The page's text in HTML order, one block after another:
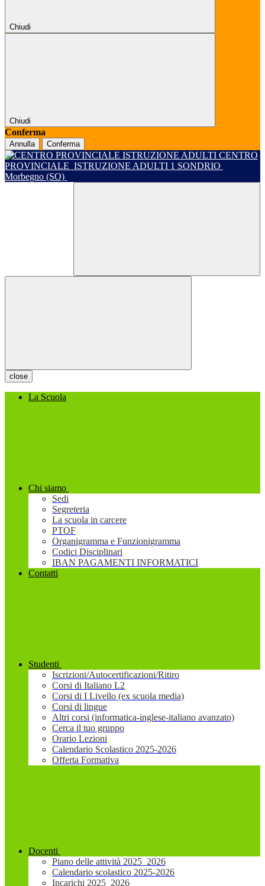
Chiudi
Chiudi
Conferma
Annulla Conferma
CENTRO
PROVINCIALE ISTRUZIONE ADULTI 1 SONDRIO
Morbegno (SO)
close
La Scuola
Chi siamo
Sedi
Segreteria
La scuola in carcere
PTOF
Organigramma e Funzionigramma
Codici Disciplinari
IBAN PAGAMENTI INFORMATICI
Contatti
Studenti
Iscrizioni/Autocertificazioni/Ritiro
Corsi di Italiano L2
Corsi di I Livello (ex scuola media)
Corsi di lingue
Altri corsi (informatica-inglese-italiano avanzato)
Cerca il tuo gruppo
Orario Lezioni
Calendario Scolastico 2025-2026
Offerta Formativa
Docenti
Piano delle attività 2025_2026
Calendario scolastico 2025-2026
Incarichi 2025_2026